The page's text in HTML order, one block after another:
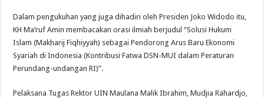
Dalam pengukuhan yang juga dihadiri oleh Presiden Joko Widodo itu,
KH Ma’ruf Amin membacakan orasi ilmiah berjudul “Solusi Hukum
Islam (Makharij Fiqhiyyah) sebagai Pendorong Arus Baru Ekonomi
Syariah di Indonesia (Kontribusi Fatwa DSN-MUI dalam Peraturan
Perundang-undangan RI)”.
Pelaksana Tugas Rektor UIN Maulana Malik Ibrahim, Mudjia Rahardjo,